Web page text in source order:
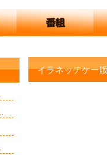
イラネッチケー